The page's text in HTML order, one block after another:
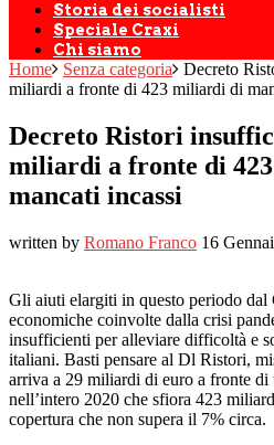
Storia dei socialisti
Speciale Craxi
Chi siamo
Home Senza categoria
Decreto
miliardi a fronte di 423 miliardi di
Decreto Ristori
miliardi a fronte di
mancati incassi
written by Romano Franco 16
Gli aiuti elargiti in questo periodo dal
economiche coinvolte dalla crisi
insufficienti per alleviare difficoltà e
italiani. Basti pensare al Dl Ristori,
arriva a 29 miliardi di euro a fronte di
nell’intero 2020 che sfiora 423
copertura che non supera il 7% circa.